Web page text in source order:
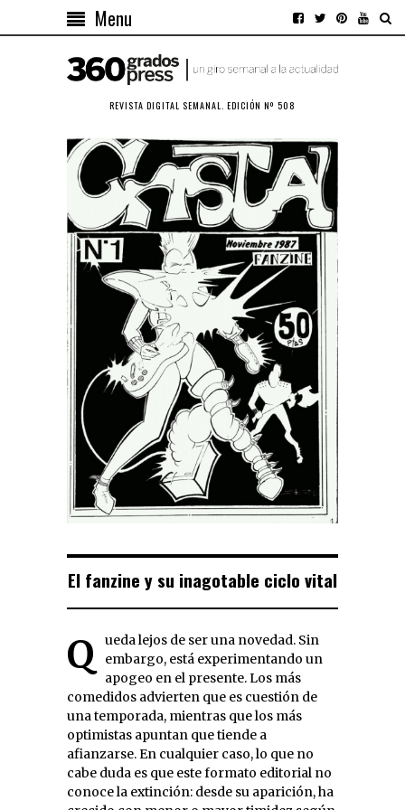
Menu
REVISTA DIGITAL SEMANAL. EDICIÓN Nº 508
El fanzine y su inagotable ciclo vital
Queda lejos de ser una novedad. Sin
embargo, está experimentando un
apogeo en el presente. Los más
comedidos advierten que es cuestión de
una temporada, mientras que los más
optimistas apuntan que tiende a
afianzarse. En cualquier caso, lo que no
cabe duda es que este formato editorial no
conoce la extinción: desde su aparición, ha